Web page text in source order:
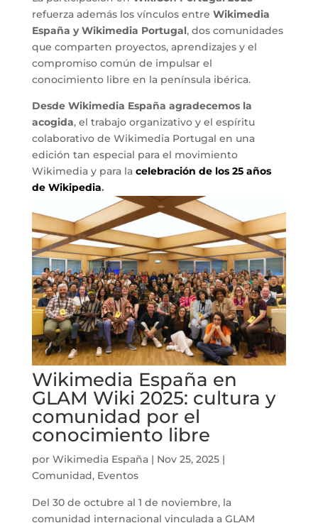
refuerza además los vínculos entre Wikimedia
España y Wikimedia Portugal, dos comunidades
que comparten proyectos, aprendizajes y el
compromiso común de impulsar el
conocimiento libre en la península ibérica.
Desde Wikimedia España agradecemos la
acogida, el trabajo organizativo y el espíritu
colaborativo de Wikimedia Portugal en una
edición tan especial para el movimiento
Wikimedia y para la celebración de los 25 años
de Wikipedia.
Wikimedia España en
GLAM Wiki 2025: cultura y
comunidad por el
conocimiento libre
por Wikimedia España| Nov 25, 2025|
Comunidad, Eventos
Del 30 de octubre al 1 de noviembre, la
comunidad internacional vinculada a GLAM